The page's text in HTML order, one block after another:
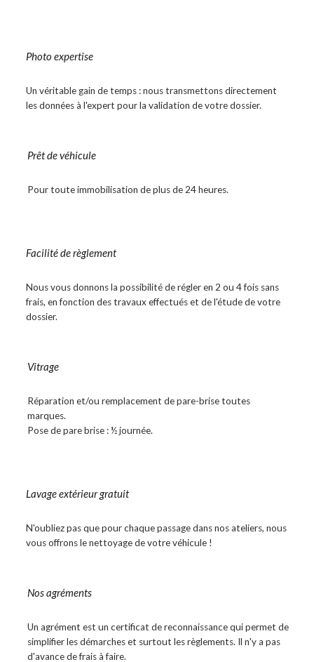
Photo expertise
Un véritable gain de temps : nous transmettons directement
les données à l'expert pour la validation de votre dossier.
Prêt de véhicule
Pour toute immobilisation de plus de 24 heures.
Facilité de règlement
Nous vous donnons la possibilité de régler en 2 ou 4 fois sans
frais, en fonction des travaux effectués et de l'étude de votre
dossier.
Vitrage
Réparation et/ou remplacement de pare-brise toutes
marques.
Pose de pare brise : ½ journée.
Lavage extérieur gratuit
N'oubliez pas que pour chaque passage dans nos ateliers, nous
vous offrons le nettoyage de votre véhicule !
Nos agréments
Un agrément est un certificat de reconnaissance qui permet de
simplifier les démarches et surtout les règlements. Il n'y a pas
d'avance de frais à faire.